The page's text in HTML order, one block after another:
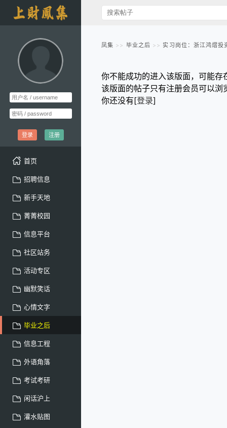
登录 注册
首页
招聘信息
新手天地
菁菁校园
信息平台
社区站务
活动专区
幽默笑话
心情文字
毕业之后
信息工程
外语角落
考试考研
闲话沪上
灌水贴图
凤集 毕业之后 实习岗位：浙江鸿熠
你不能成功的进入该版面，可能存
该版面的帖子只有注册会员可以浏
你还没有[登录]